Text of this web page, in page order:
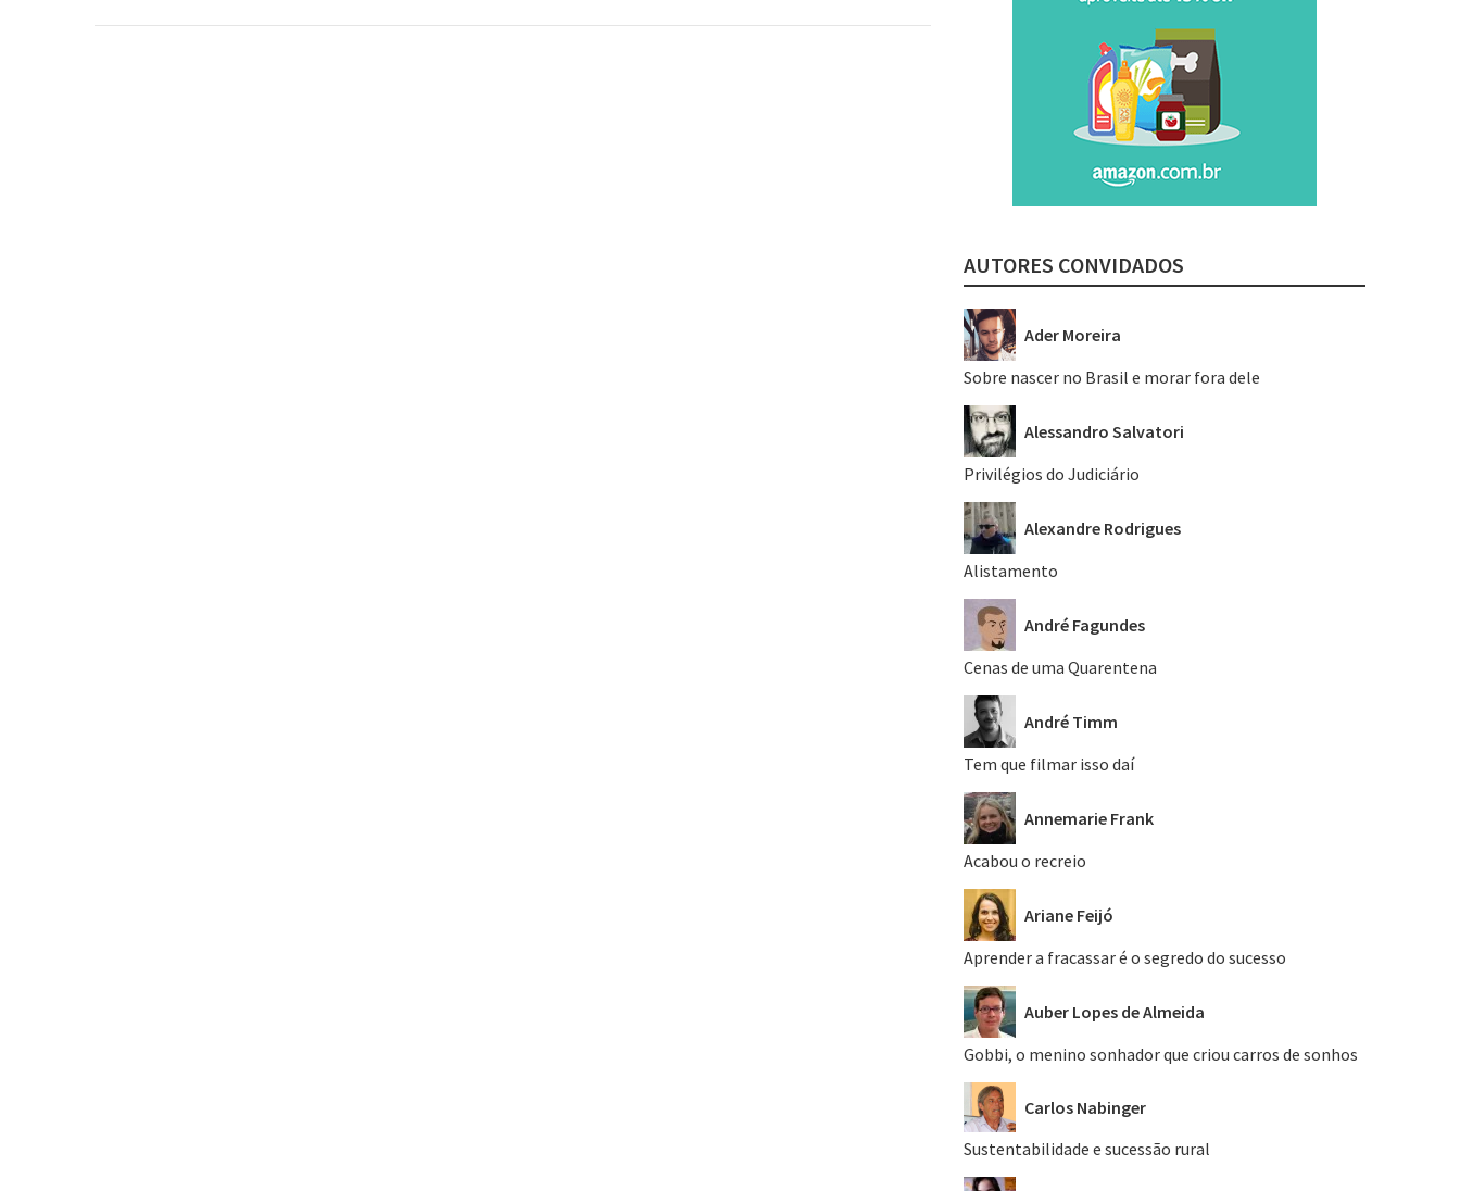
AUTORES CONVIDADOS
Ader Moreira
Sobre nascer no Brasil e morar fora dele
Alessandro Salvatori
Privilégios do Judiciário
Alexandre Rodrigues
Alistamento
André Fagundes
Cenas de uma Quarentena
André Timm
Tem que filmar isso daí
Annemarie Frank
Acabou o recreio
Ariane Feijó
Aprender a fracassar é o segredo do sucesso
Auber Lopes de Almeida
Gobbi, o menino sonhador que criou carros de sonhos
Carlos Nabinger
Sustentabilidade e sucessão rural